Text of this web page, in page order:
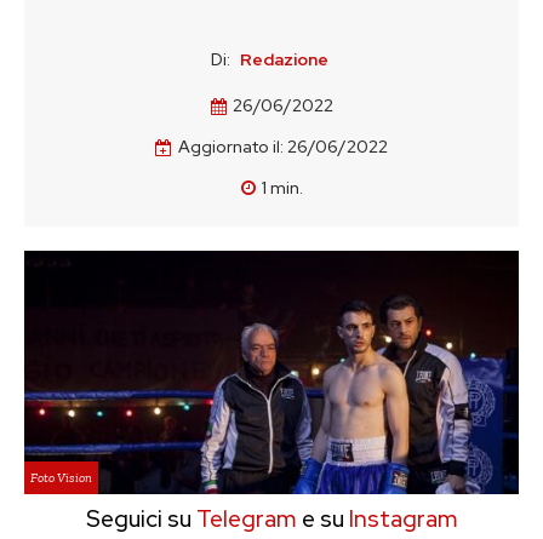
Di: Redazione
26/06/2022
Aggiornato il: 26/06/2022
1 min.
Foto Vision
Seguici su Telegram e su Instagram